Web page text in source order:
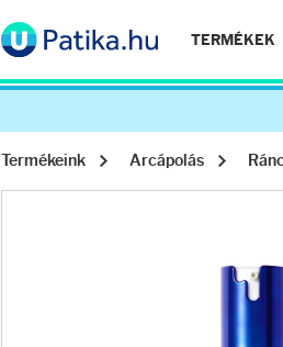
TERMÉKEK
Termékeink Arcápolás